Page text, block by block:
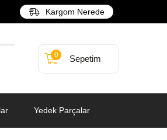
Kargom Nerede
Sepetim
0
Yedek Parçalar